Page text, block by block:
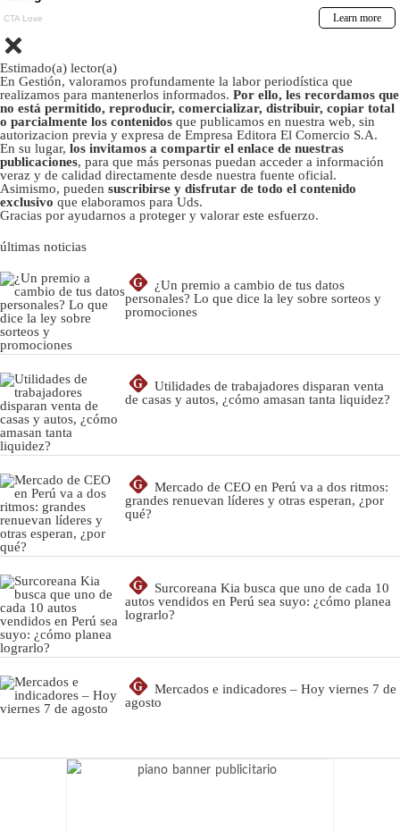
Estimado(a) lector(a)
En Gestión, valoramos profundamente la labor periodística que
realizamos para mantenerlos informados. Por ello, les recordamos que
no está permitido, reproducir, comercializar, distribuir, copiar total
o parcialmente los contenidos que publicamos en nuestra web, sin
autorizacion previa y expresa de Empresa Editora El Comercio S.A.
En su lugar, los invitamos a compartir el enlace de nuestras
publicaciones, para que más personas puedan acceder a información
veraz y de calidad directamente desde nuestra fuente oficial.
Asimismo, pueden suscribirse y disfrutar de todo el contenido
exclusivo que elaboramos para Uds.
Gracias por ayudarnos a proteger y valorar este esfuerzo.
últimas noticias
G
¿Un premio a cambio de tus datos
personales? Lo que dice la ley sobre sorteos y
promociones
G
Utilidades de trabajadores disparan venta
de casas y autos, ¿cómo amasan tanta liquidez?
G
Mercado de CEO en Perú va a dos ritmos:
grandes renuevan líderes y otras esperan, ¿por
qué?
G
Surcoreana Kia busca que uno de cada 10
autos vendidos en Perú sea suyo: ¿cómo planea
lograrlo?
G
Mercados e indicadores – Hoy viernes 7 de
agosto